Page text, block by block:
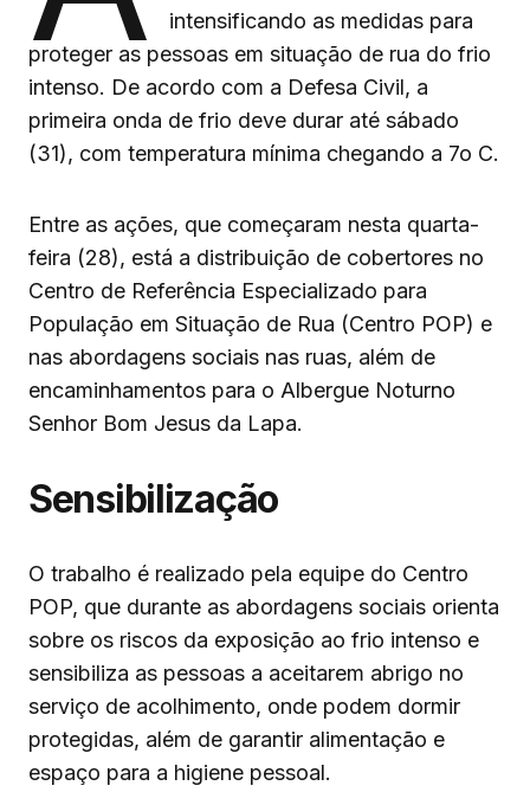
intensificando as medidas para
proteger as pessoas em situação de rua do frio
intenso. De acordo com a Defesa Civil, a
primeira onda de frio deve durar até sábado
(31), com temperatura mínima chegando a 7o C.
Entre as ações, que começaram nesta quarta-
feira (28), está a distribuição de cobertores no
Centro de Referência Especializado para
População em Situação de Rua (Centro POP) e
nas abordagens sociais nas ruas, além de
encaminhamentos para o Albergue Noturno
Senhor Bom Jesus da Lapa.
Sensibilização
O trabalho é realizado pela equipe do Centro
POP, que durante as abordagens sociais orienta
sobre os riscos da exposição ao frio intenso e
sensibiliza as pessoas a aceitarem abrigo no
serviço de acolhimento, onde podem dormir
protegidas, além de garantir alimentação e
espaço para a higiene pessoal.